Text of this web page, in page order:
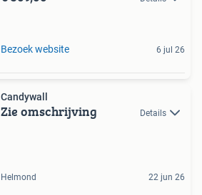
Bezoek website 6 jul 26
Candywall
Zie omschrijving Details
Helmond 22 jun 26